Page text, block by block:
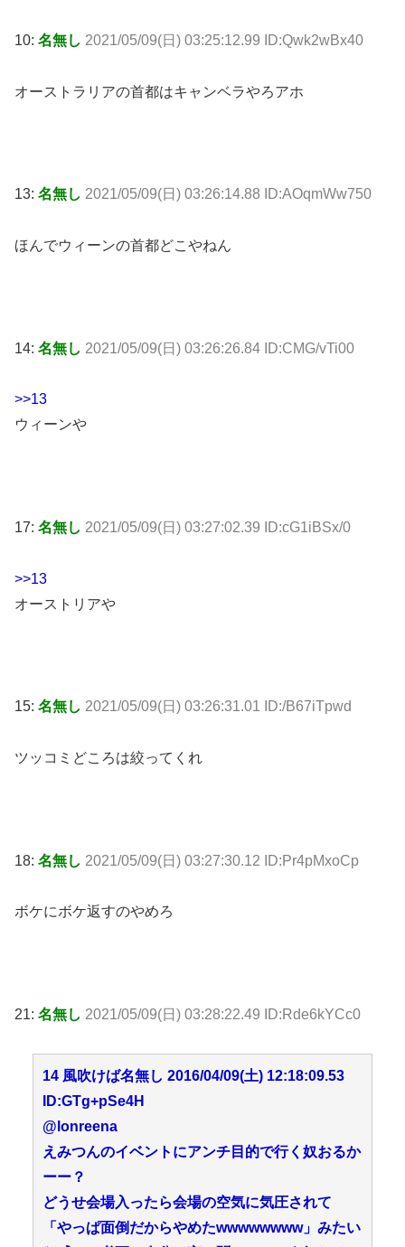
10: 名無し 2021/05/09(日) 03:25:12.99 ID:Qwk2wBx40
オーストラリアの首都はキャンベラやろアホ
13: 名無し 2021/05/09(日) 03:26:14.88 ID:AOqmWw750
ほんでウィーンの首都どこやねん
14: 名無し 2021/05/09(日) 03:26:26.84 ID:CMG/vTi00
>>13
ウィーンや
17: 名無し 2021/05/09(日) 03:27:02.39 ID:cG1iBSx/0
>>13
オーストリアや
15: 名無し 2021/05/09(日) 03:26:31.01 ID:/B67iTpwd
ツッコミどころは絞ってくれ
18: 名無し 2021/05/09(日) 03:27:30.12 ID:Pr4pMxoCp
ボケにボケ返すのやめろ
21: 名無し 2021/05/09(日) 03:28:22.49 ID:Rde6kYCc0
14 風吹けば名無し 2016/04/09(土) 12:18:09.53
ID:GTg+pSe4H
@lonreena
えみつんのイベントにアンチ目的で行く奴おるか
ーー？
どうせ会場入ったら会場の空気に気圧されて
「やっぱ面倒だからやめたwwwwwwww」みたい